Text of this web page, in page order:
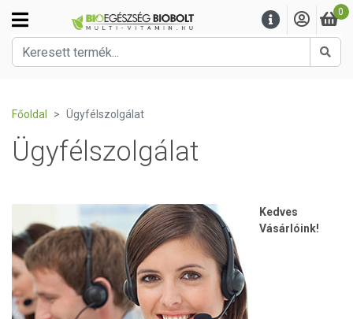
0
Főoldal Ügyfélszolgálat
Ügyfélszolgálat
Kedves
Vásárlóink!